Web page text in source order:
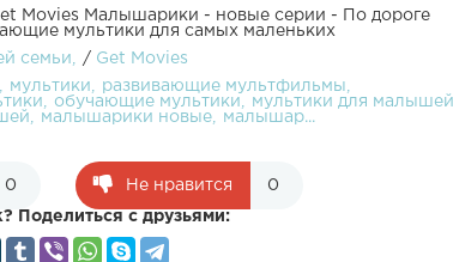
Movies Малышарики - новые серии - По дороге
мультики для самых маленьких
семьи / Get Movies
мультики
развивающие мультфильмы
обучающие мультики
мультики для малышей
малышарики новые малышар...
0 Не нравится 0
Поделиться с друзьями: